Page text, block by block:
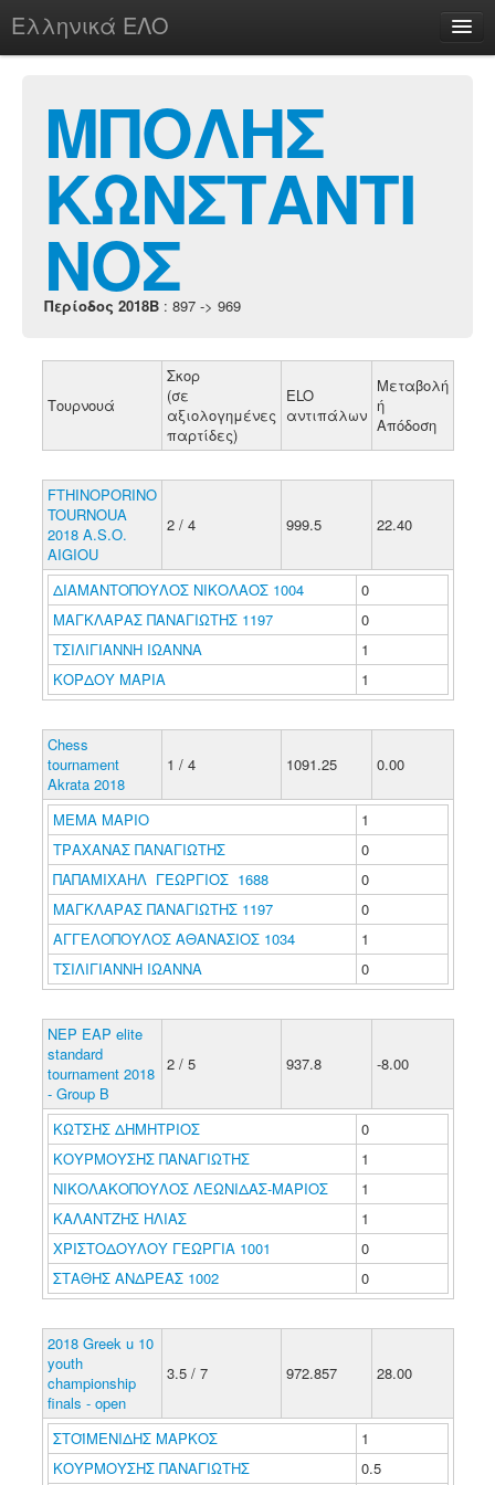
Ελληνικά ΕΛΟ
chesstu.be @ discord
Login
ΜΠΟΛΗΣ
ΚΩΝΣΤΑΝΤΙ
ΝΟΣ
Περίοδος 2018B : 897 -> 969
Τουρνουά
Σκορ
(σε
αξιολογημένες
παρτίδες)
ELO
αντιπάλων
Μεταβολή
ή
Απόδοση
FTHINOPORINO
TOURNOUA
2018 A.S.O.
AIGIOU
2 / 4 999.5 22.40
ΔΙΑΜΑΝΤΟΠΟΥΛΟΣ ΝΙΚΟΛΑΟΣ 1004
0
ΜΑΓΚΛΑΡΑΣ ΠΑΝΑΓΙΩΤΗΣ 1197
0
ΤΣΙΛΙΓΙΑΝΝΗ ΙΩΑΝΝΑ
1
ΚΟΡΔΟΥ ΜΑΡΙΑ
1
Chess
tournament
Akrata 2018
1 / 4 1091.25 0.00
ΜΕΜΑ ΜΑΡΙΟ
1
ΤΡΑΧΑΝΑΣ ΠΑΝΑΓΙΩΤΗΣ
0
ΠΑΠΑΜΙΧΑΗΛ ΓΕΩΡΓΙΟΣ 1688
0
ΜΑΓΚΛΑΡΑΣ ΠΑΝΑΓΙΩΤΗΣ 1197
0
ΑΓΓΕΛΟΠΟΥΛΟΣ ΑΘΑΝΑΣΙΟΣ 1034
1
ΤΣΙΛΙΓΙΑΝΝΗ ΙΩΑΝΝΑ
0
NEP EAP elite
standard
tournament 2018
- Group B
2 / 5 937.8 -8.00
ΚΩΤΣΗΣ ΔΗΜΗΤΡΙΟΣ
0
ΚΟΥΡΜΟΥΣΗΣ ΠΑΝΑΓΙΩΤΗΣ
1
ΝΙΚΟΛΑΚΟΠΟΥΛΟΣ ΛΕΩΝΙΔΑΣ-ΜΑΡΙΟΣ
1
ΚΑΛΑΝΤΖΗΣ ΗΛΙΑΣ
1
ΧΡΙΣΤΟΔΟΥΛΟΥ ΓΕΩΡΓΙΑ 1001
0
ΣΤΑΘΗΣ ΑΝΔΡΕΑΣ 1002
0
2018 Greek u 10
youth
championship
finals - open
3.5 / 7 972.857 28.00
ΣΤΟΪΜΕΝΙΔΗΣ ΜΑΡΚΟΣ
1
ΚΟΥΡΜΟΥΣΗΣ ΠΑΝΑΓΙΩΤΗΣ
0.5